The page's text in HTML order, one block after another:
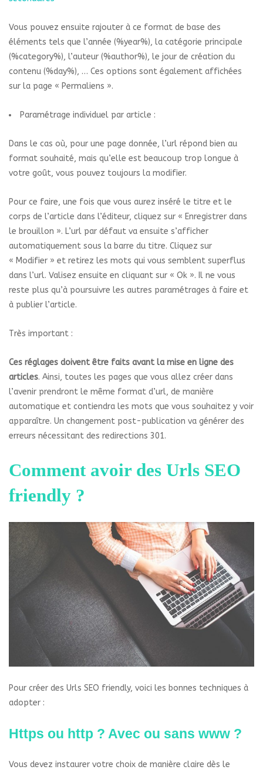
Vous pouvez ensuite rajouter à ce format de base des
éléments tels que l’année (%year%), la catégorie principale
(%category%), l’auteur (%author%), le jour de création du
contenu (%day%), … Ces options sont également affichées
sur la page « Permaliens ».
Paramétrage individuel par article :
Dans le cas où, pour une page donnée, l’url répond bien au
format souhaité, mais qu’elle est beaucoup trop longue à
votre goût, vous pouvez toujours la modifier.
Pour ce faire, une fois que vous aurez inséré le titre et le
corps de l’article dans l’éditeur, cliquez sur « Enregistrer dans
le brouillon ». L’url par défaut va ensuite s’afficher
automatiquement sous la barre du titre. Cliquez sur
« Modifier » et retirez les mots qui vous semblent superflus
dans l’url. Valisez ensuite en cliquant sur « Ok ». Il ne vous
reste plus qu’à poursuivre les autres paramétrages à faire et
à publier l’article.
Très important :
Ces réglages doivent être faits avant la mise en ligne des
articles. Ainsi, toutes les pages que vous allez créer dans
l’avenir prendront le même format d’url, de manière
automatique et contiendra les mots que vous souhaitez y voir
apparaître. Un changement post-publication va générer des
erreurs nécessitant des redirections 301.
Comment avoir des Urls SEO
friendly ?
Pour créer des Urls SEO friendly, voici les bonnes techniques à
adopter :
Https ou http ? Avec ou sans www ?
Vous devez instaurer votre choix de manière claire dès le